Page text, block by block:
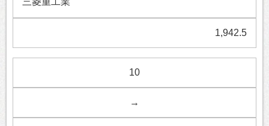
1,942.5
10
→